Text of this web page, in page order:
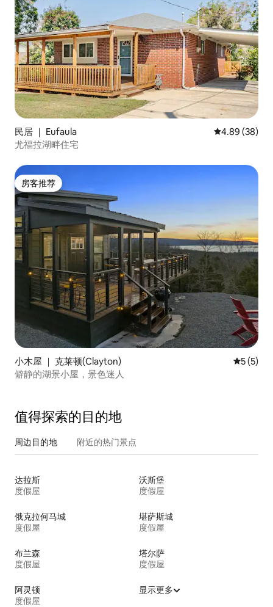
民居 ｜ Eufaula 平均评分 4.89
4.89 (38)
尤福拉湖畔住宅
房客推荐
房客推荐
小木屋 ｜ 克莱顿(Clayton) 平均评分
5 (5)
僻静的湖景小屋，景色迷人
值得探索的目的地
周边目的地 附近的热门景点
达拉斯
度假屋
沃斯堡
度假屋
俄克拉何马城
度假屋
堪萨斯城
度假屋
布兰森
度假屋
塔尔萨
度假屋
阿灵顿
度假屋
显示更多